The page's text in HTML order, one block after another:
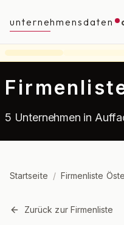
unternehmensdaten
5 Unternehmen in
Startseite / Firmenliste
Zurück zur Firmenliste